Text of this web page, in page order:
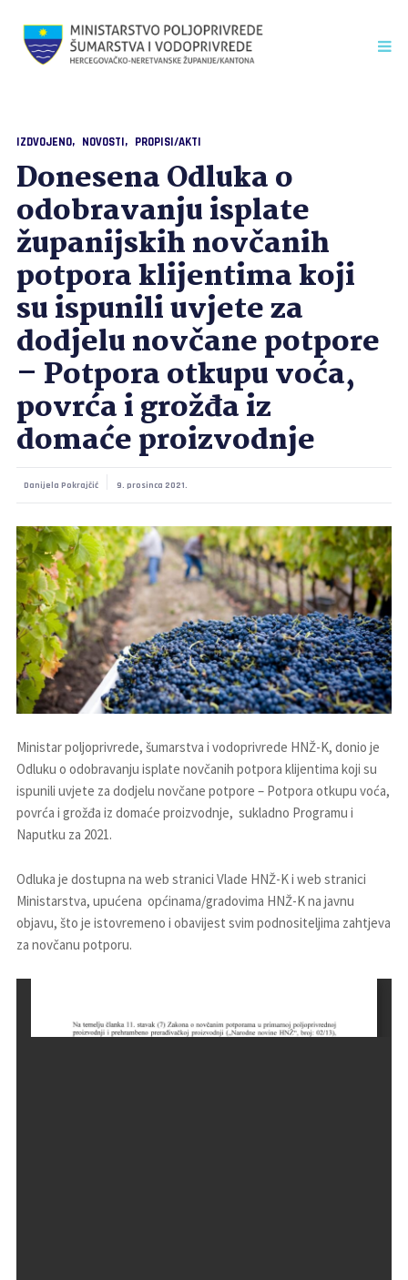
IZDVOJENO NOVOSTI PROPISI/AKTI
Donesena Odluka o
odobravanju isplate
županijskih novčanih
potpora klijentima koji
su ispunili uvjete za
dodjelu novčane potpore
– Potpora otkupu voća,
povrća i grožđa iz
domaće proizvodnje
Danijela Pokrajčić 9. prosinca 2021.
Ministar poljoprivrede, šumarstva i vodoprivrede HNŽ-K, donio je
Odluku o odobravanju isplate novčanih potpora klijentima koji su
ispunili uvjete za dodjelu novčane potpore – Potpora otkupu voća,
povrća i grožđa iz domaće proizvodnje, sukladno Programu i
Naputku za 2021.
Odluka je dostupna na web stranici Vlade HNŽ-K i web stranici
Ministarstva, upućena općinama/gradovima HNŽ-K na javnu
objavu, što je istovremeno i obavijest svim podnositeljima zahtjeva
za novčanu potporu.